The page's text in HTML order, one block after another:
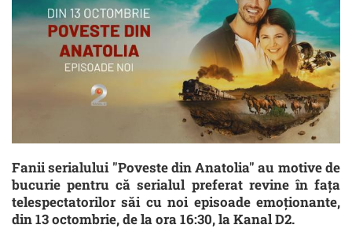
Fanii serialului "Poveste din Anatolia" au motive de
bucurie pentru că serialul preferat revine în fața
telespectatorilor săi cu noi episoade emoționante,
din 13 octombrie, de la ora 16:30, la Kanal D2.